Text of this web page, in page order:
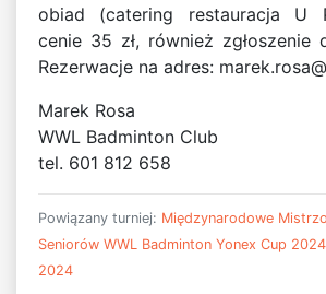
obiad (catering restauracja U
cenie 35 zł, również zgłoszenie
Rezerwacje na adres:
Marek Rosa
WWL Badminton Club
tel. 601 812 658
Powiązany turniej: Międzynarodowe
Seniorów WWL Badminton Yonex Cup
2024